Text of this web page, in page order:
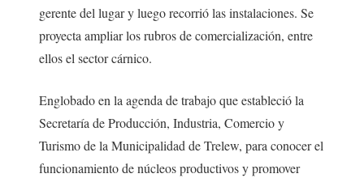
gerente del lugar y luego recorrió las instalaciones. Se
proyecta ampliar los rubros de comercialización, entre
ellos el sector cárnico.
Englobado en la agenda de trabajo que estableció la
Secretaría de Producción, Industria, Comercio y
Turismo de la Municipalidad de Trelew, para conocer el
funcionamiento de núcleos productivos y promover